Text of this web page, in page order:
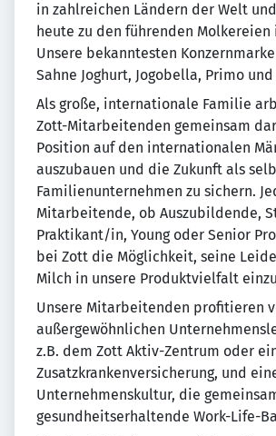
in zahlreichen Ländern der Welt
heute zu den führenden Molkereien
Unsere bekanntesten
Sahne Joghurt, Jogobella, Primo
Als große, internationale Familie
Zott-Mitarbeitenden gemeinsam
Position auf den internationalen
auszubauen und die Zukunft als
Familienunternehmen zu sichern.
Mitarbeitende, ob Auszubildende,
Praktikant/in, Young oder Senior
bei Zott die Möglichkeit, seine
Milch in unsere Produktvielfalt
Unsere Mitarbeitenden profitieren
außergewöhnlichen
z.B. dem Zott Aktiv-Zentrum oder
Zusatzkrankenversicherung, und
Unternehmenskultur, die
gesundheitserhaltende Work-Life-